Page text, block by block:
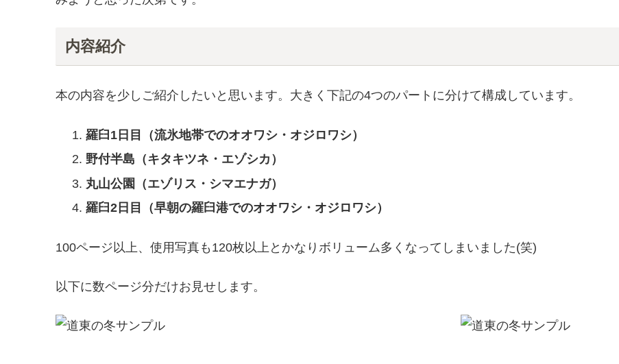
内容紹介
本の内容を少しご紹介したいと思います。大きく下記の4つのパートに分けて構成しています。
羅臼1日目（流氷地帯でのオオワシ・オジロワシ）
野付半島（キタキツネ・エゾシカ）
丸山公園（エゾリス・シマエナガ）
羅臼2日目（早朝の羅臼港でのオオワシ・オジロワシ）
100ページ以上、使用写真も120枚以上とかなりボリューム多くなってしまいました(笑)
以下に数ページ分だけお見せします。